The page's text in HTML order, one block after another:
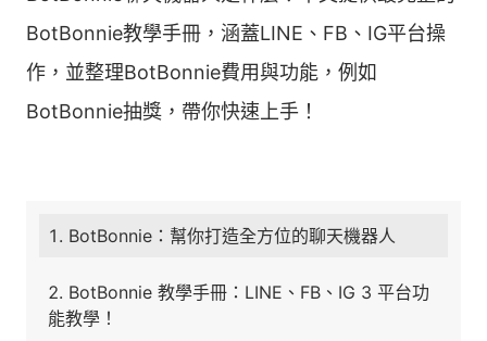
BotBonnie教學手冊，涵蓋LINE、FB、IG平台操
作，並整理BotBonnie費用與功能，例如
BotBonnie抽獎，帶你快速上手！
BotBonnie：幫你打造全方位的聊天機器人
BotBonnie 教學手冊：LINE、FB、IG 3 平台功
能教學！